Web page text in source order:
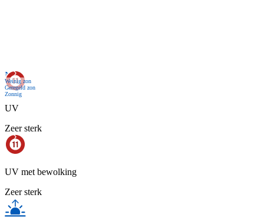
Nu
Weinig zon
Geregeld zon
Zonnig
UV
Zeer sterk
UV met bewolking
Zeer sterk